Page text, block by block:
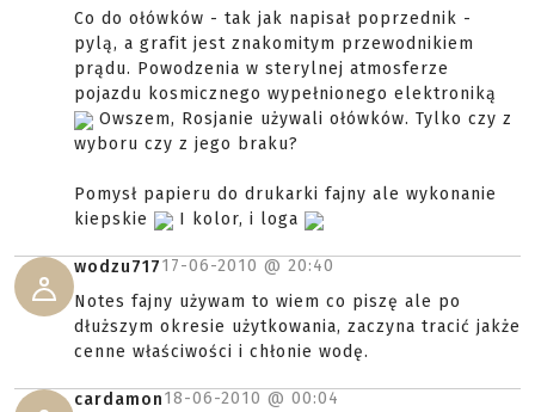
Co do ołówków - tak jak napisał poprzednik -
pylą, a grafit jest znakomitym przewodnikiem
prądu. Powodzenia w sterylnej atmosferze
pojazdu kosmicznego wypełnionego elektroniką
Owszem, Rosjanie używali ołówków. Tylko czy z
wyboru czy z jego braku?
Pomysł papieru do drukarki fajny ale wykonanie
kiepskie
I kolor, i loga
wodzu71717-06-2010 @ 20:40
Notes fajny używam to wiem co piszę ale po
dłuższym okresie użytkowania, zaczyna tracić jakże
cenne właściwości i chłonie wodę.
cardamon18-06-2010 @ 00:04